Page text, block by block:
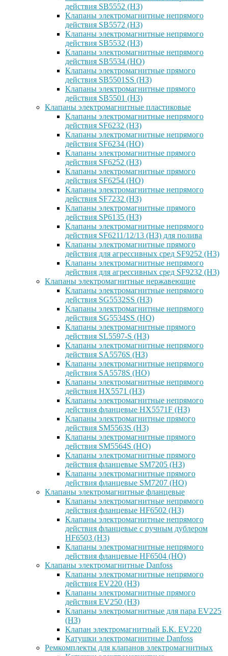
действия SB5552 (НЗ)
Клапаны электромагнитные непрямого
действия SB5572 (НЗ)
Клапаны электромагнитные непрямого
действия SB5532 (НЗ)
Клапаны электромагнитные непрямого
действия SB5534 (НО)
Клапаны электромагнитные прямого
действия SB5501SS (НЗ)
Клапаны электромагнитные прямого
действия SB5501 (НЗ)
Клапаны электромагнитные пластиковые
Клапаны электромагнитные непрямого
действия SF6232 (НЗ)
Клапаны электромагнитные непрямого
действия SF6234 (НО)
Клапаны электромагнитные прямого
действия SF6252 (НЗ)
Клапаны электромагнитные прямого
действия SF6254 (НО)
Клапаны электромагнитные непрямого
действия SF7232 (НЗ)
Клапаны электромагнитные прямого
действия SP6135 (НЗ)
Клапаны электромагнитные непрямого
действия SF6211/12/13 (НЗ) для полива
Клапаны электромагнитные прямого
действия для агрессивных сред SF9252 (H3)
Клапаны электромагнитные непрямого
действия для агрессивных сред SF9232 (H3)
Клапаны электромагнитные нержавеющие
Клапаны электромагнитные непрямого
действия SG5532SS (НЗ)
Клапаны электромагнитные непрямого
действия SG5534SS (НО)
Клапаны электромагнитные прямого
действия SL5597-S (НЗ)
Клапаны электромагнитные непрямого
действия SA5576S (НЗ)
Клапаны электромагнитные непрямого
действия SA5578S (НО)
Клапаны электромагнитные непрямого
действия HX5571 (НЗ)
Клапаны электромагнитные непрямого
действия фланцевые HX5571F (НЗ)
Клапаны электромагнитные прямого
действия SM5563S (НЗ)
Клапаны электромагнитные прямого
действия SM5564S (НО)
Клапаны электромагнитные прямого
действия фланцевые SM7205 (НЗ)
Клапаны электромагнитные прямого
действия фланцевые SM7207 (НО)
Клапаны электромагнитные фланцевые
Клапаны электромагнитные непрямого
действия фланцевые HF6502 (НЗ)
Клапаны электромагнитные непрямого
действия фланцевые с ручным дублером
HF6503 (Н3)
Клапаны электромагнитные непрямого
действия фланцевые HF6504 (НО)
Клапаны электромагнитные Danfoss
Клапаны электромагнитные непрямого
действия EV220 (НЗ)
Клапаны электромагнитные прямого
действия EV250 (НЗ)
Клапаны электромагнитные для пара EV225
(НЗ)
Клапан электромагнитный Б.К. EV220
Катушки электромагнитные Danfoss
Ремкомплекты для клапанов электромагнитных